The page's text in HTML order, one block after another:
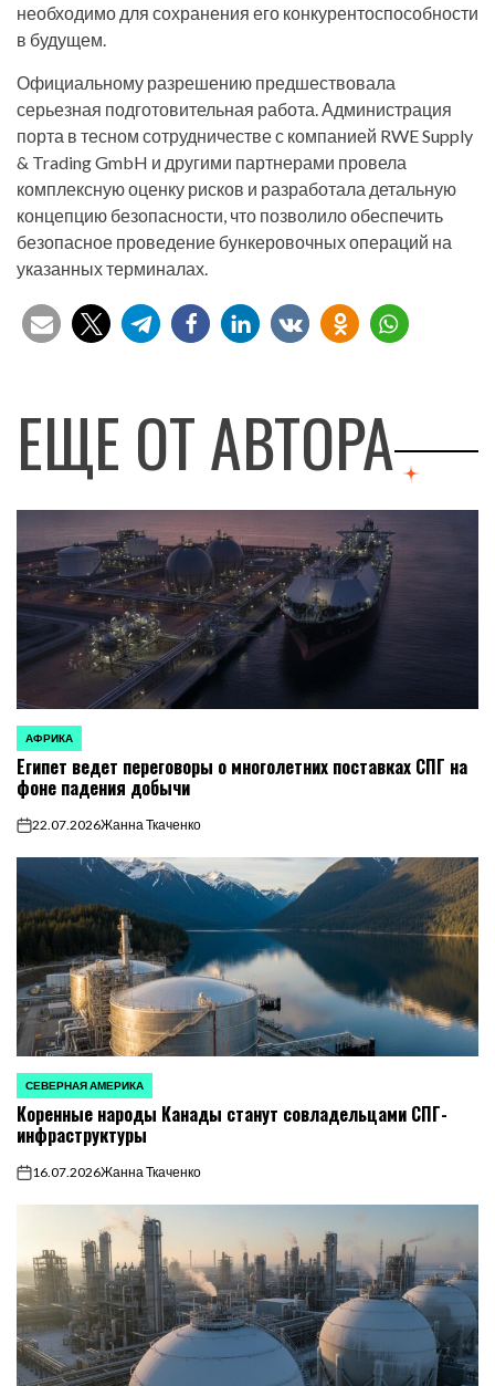
необходимо для сохранения его конкурентоспособности
в будущем.
Официальному разрешению предшествовала
серьезная подготовительная работа. Администрация
порта в тесном сотрудничестве с компанией RWE Supply
& Trading GmbH и другими партнерами провела
комплексную оценку рисков и разработала детальную
концепцию безопасности, что позволило обеспечить
безопасное проведение бункеровочных операций на
указанных терминалах.
ЕЩЕ ОТ АВТОРА
ОПУБЛИКОВАНО
В
АФРИКА
Египет ведет переговоры о многолетних поставках СПГ на
фоне падения добычи
on22.07.2026Жанна Ткаченко
ОПУБЛИКОВАНО
В
СЕВЕРНАЯ АМЕРИКА
Коренные народы Канады станут совладельцами СПГ-
инфраструктуры
on16.07.2026Жанна Ткаченко